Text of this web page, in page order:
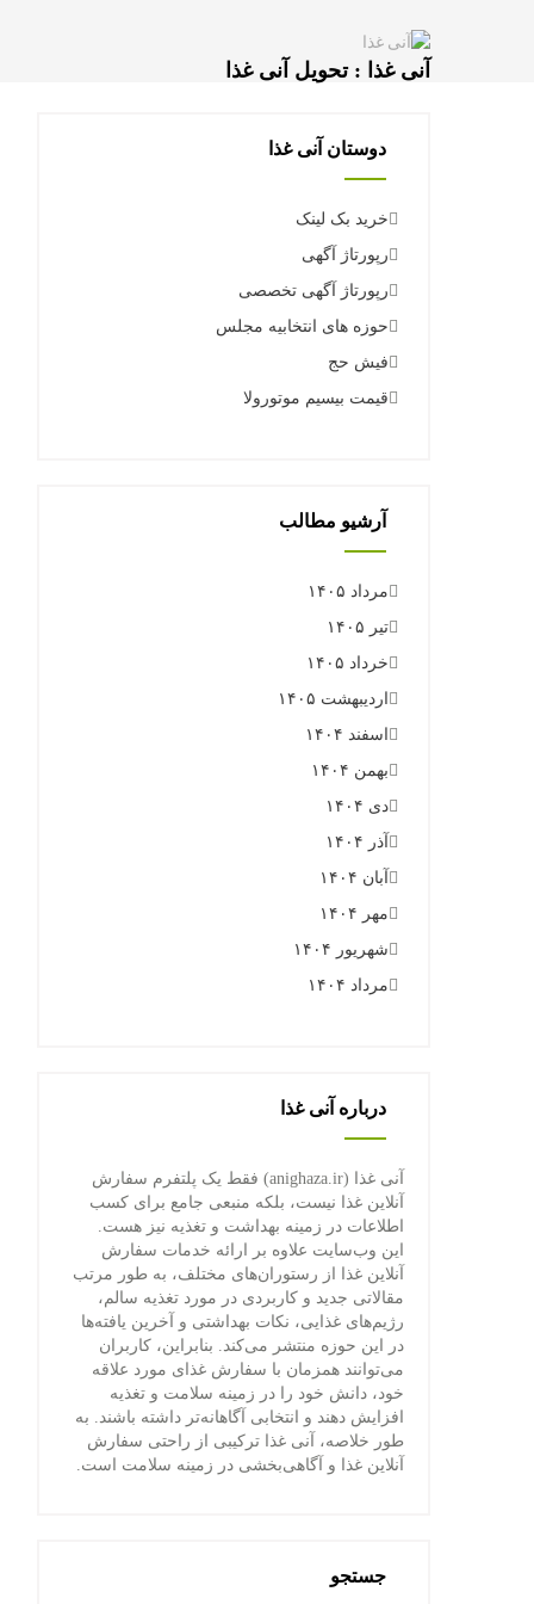
آنی غذا : تحویل آنی غذا
دوستان آنی غذا
خرید بک لینک
رپورتاژ آگهی
رپورتاژ آگهی تخصصی
حوزه های انتخابیه مجلس
فیش حج
قیمت بیسیم موتورولا
آرشیو مطالب
مرداد ۱۴۰۵
تیر ۱۴۰۵
خرداد ۱۴۰۵
اردیبهشت ۱۴۰۵
اسفند ۱۴۰۴
بهمن ۱۴۰۴
دی ۱۴۰۴
آذر ۱۴۰۴
آبان ۱۴۰۴
مهر ۱۴۰۴
شهریور ۱۴۰۴
مرداد ۱۴۰۴
درباره آنی غذا
آنی غذا (anighaza.ir) فقط یک پلتفرم سفارش
آنلاین غذا نیست، بلکه منبعی جامع برای کسب
اطلاعات در زمینه بهداشت و تغذیه نیز هست.
این وب‌سایت علاوه بر ارائه خدمات سفارش
آنلاین غذا از رستوران‌های مختلف، به طور مرتب
مقالاتی جدید و کاربردی در مورد تغذیه سالم،
رژیم‌های غذایی، نکات بهداشتی و آخرین یافته‌ها
در این حوزه منتشر می‌کند. بنابراین، کاربران
می‌توانند همزمان با سفارش غذای مورد علاقه
خود، دانش خود را در زمینه سلامت و تغذیه
افزایش دهند و انتخابی آگاهانه‌تر داشته باشند. به
طور خلاصه، آنی غذا ترکیبی از راحتی سفارش
آنلاین غذا و آگاهی‌بخشی در زمینه سلامت است.
جستجو